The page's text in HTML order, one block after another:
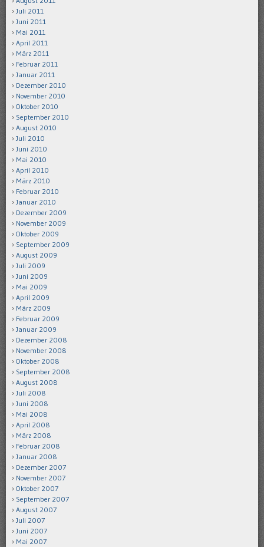
Juli 2011
Juni 2011
Mai 2011
April 2011
März 2011
Februar 2011
Januar 2011
Dezember 2010
November 2010
Oktober 2010
September 2010
August 2010
Juli 2010
Juni 2010
Mai 2010
April 2010
März 2010
Februar 2010
Januar 2010
Dezember 2009
November 2009
Oktober 2009
September 2009
August 2009
Juli 2009
Juni 2009
Mai 2009
April 2009
März 2009
Februar 2009
Januar 2009
Dezember 2008
November 2008
Oktober 2008
September 2008
August 2008
Juli 2008
Juni 2008
Mai 2008
April 2008
März 2008
Februar 2008
Januar 2008
Dezember 2007
November 2007
Oktober 2007
September 2007
August 2007
Juli 2007
Juni 2007
Mai 2007